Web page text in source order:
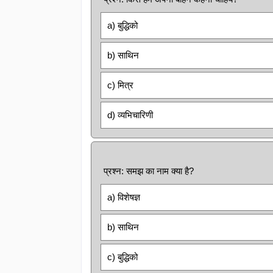
a) बुद्धिको
b) साथिन
c) मित्र
d) व्यभिचारिणी
प्रश्न: समझ का नाम क्या है?
a) विशेषज्ञ
b) साथिन
c) बुद्धिको